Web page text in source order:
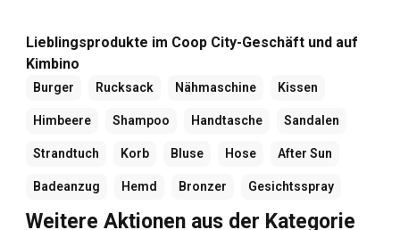
Lieblingsprodukte im Coop City-Geschäft und auf
Kimbino
Burger Rucksack Nähmaschine Kissen
Himbeere Shampoo Handtasche Sandalen
Strandtuch Korb Bluse Hose After Sun
Badeanzug Hemd Bronzer Gesichtsspray
Weitere Aktionen aus der Kategorie